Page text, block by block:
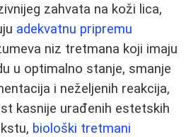
zahvata na koži lica,
adekvatnu pripremu
niz tretmana koji imaju
u optimalno stanje, smanje
i neželjenih reakcija,
kasnije urađenih estetskih
biološki tretmani